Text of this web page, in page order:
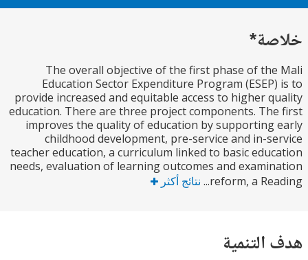
The overall objective of the first phase of
Education Sector Expenditure Program
provide increased and equitable access to higher
education. There are three project components.
improves the quality of education by
childhood development, pre-service and in-
teacher education, a curriculum linked to basic
needs, evaluation of learning outcomes and
reform, a نتائج أكثر